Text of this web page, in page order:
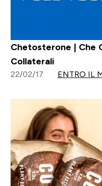
Chetosterone | Che
Collaterali
22/02/17 ENTRO IL